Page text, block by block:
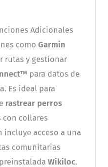
Adicionales
como Garmin
rutas y gestionar
para datos de
Es ideal para
rastrear perros
collares
incluye acceso a una
comunitarias
Wikiloc.